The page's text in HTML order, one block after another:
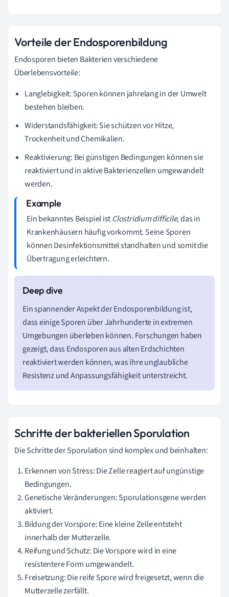
Vorteile der Endosporenbildung
Endosporen bieten Bakterien verschiedene
Überlebensvorteile:
Langlebigkeit: Sporen können jahrelang in der Umwelt
bestehen bleiben.
Widerstandsfähigkeit: Sie schützen vor Hitze,
Trockenheit und Chemikalien.
Reaktivierung: Bei günstigen Bedingungen können sie
reaktiviert und in aktive Bakterienzellen umgewandelt
werden.
Ein bekanntes Beispiel ist Clostridium difficile, das in
Krankenhäusern häufig vorkommt. Seine Sporen
können Desinfektionsmittel standhalten und somit die
Übertragung erleichtern.
Ein spannender Aspekt der Endosporenbildung ist,
dass einige Sporen über Jahrhunderte in extremen
Umgebungen überleben können. Forschungen haben
gezeigt, dass Endosporen aus alten Erdschichten
reaktiviert werden können, was ihre unglaubliche
Resistenz und Anpassungsfähigkeit unterstreicht.
Schritte der bakteriellen Sporulation
Die Schritte der Sporulation sind komplex und beinhalten:
Erkennen von Stress: Die Zelle reagiert auf ungünstige
Bedingungen.
Genetische Veränderungen: Sporulationsgene werden
aktiviert.
Bildung der Vorspore: Eine kleine Zelle entsteht
innerhalb der Mutterzelle.
Reifung und Schutz: Die Vorspore wird in eine
resistentere Form umgewandelt.
Freisetzung: Die reife Spore wird freigesetzt, wenn die
Mutterzelle zerfällt.